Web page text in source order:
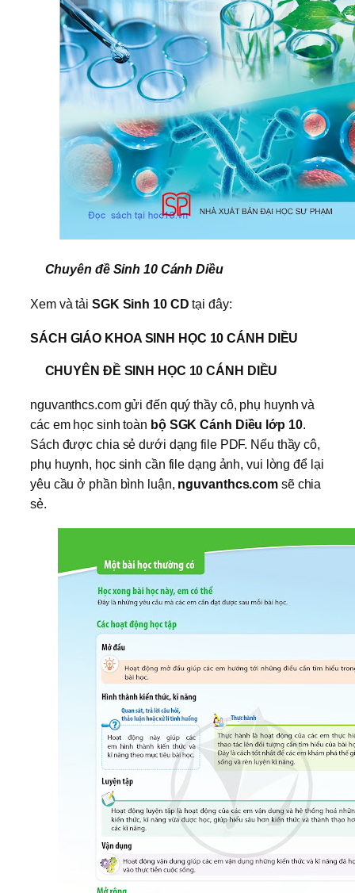
Chuyên đề Sinh 10 Cánh Diều
Xem và tải SGK Sinh 10 CD tại đây:
SÁCH GIÁO KHOA SINH HỌC 10 CÁNH DIỀU
CHUYÊN ĐỀ SINH HỌC 10 CÁNH DIỀU
nguvanthcs.com gửi đến quý thầy cô, phụ huynh và
các em học sinh toàn bộ SGK Cánh Diều lớp 10.
Sách được chia sẻ dưới dạng file PDF. Nếu thầy cô,
phụ huynh, học sinh cần file dạng ảnh, vui lòng để lại
yêu cầu ở phần bình luận, nguvanthcs.com sẽ chia
sẻ.